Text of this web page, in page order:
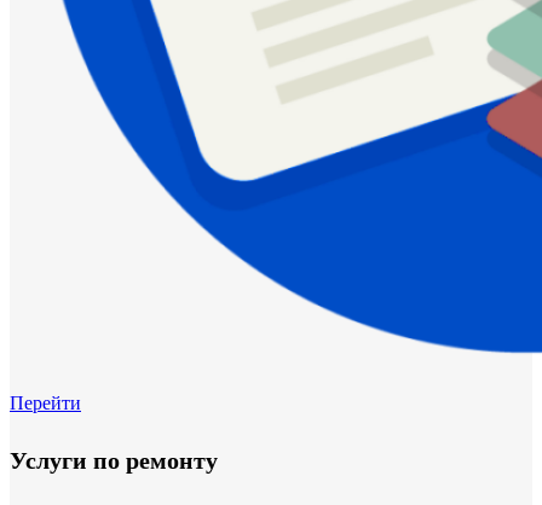
Перейти
Услуги по ремонту